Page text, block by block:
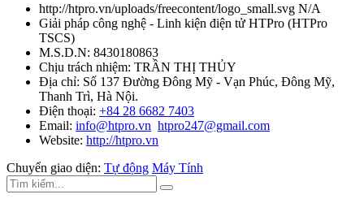
http://htpro.vn/uploads/freecontent/logo_small.svg N/A
Giải pháp công nghệ - Linh kiện điện tử HTPro (HTPro
TSCS)
M.S.D.N: 8430180863
Chịu trách nhiệm: TRẦN THỊ THỦY
Địa chỉ: Số 137 Đường Đông Mỹ - Vạn Phúc, Đông Mỹ,
Thanh Trì, Hà Nội.
Điện thoại: +84 28 6682 7403
Email: info@htpro.vn htpro247@gmail.com
Website: http://htpro.vn
Chuyển giao diện: Tự động Máy Tính